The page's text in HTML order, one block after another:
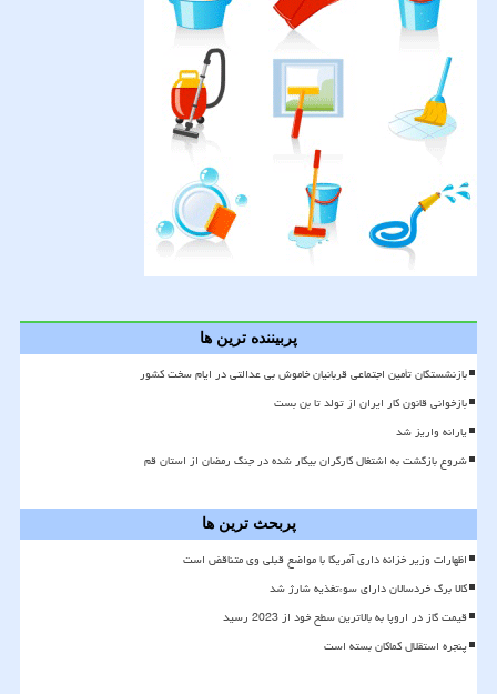
پربیننده ترین ها
بازنشستگان تأمین اجتماعی قربانیان خاموش بی عدالتی در ایام سخت کشور
بازخوانی قانون کار ایران از تولد تا بن بست
یارانه واریز شد
شروع بازگشت به اشتغال کارگران بیکار شده در جنگ رمضان از استان قم
پربحث ترین ها
اظهارات وزیر خزانه داری آمریکا با مواضع قبلی وی متناقض است
کالا برگ خردسالان دارای سوءتغذیه شارژ شد
قیمت گاز در اروپا به بالاترین سطح خود از 2023 رسید
پنجره استقلال کماکان بسته است